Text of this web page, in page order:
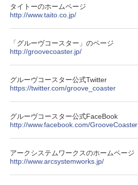
タイトーのホームページ
http://www.taito.co.jp/
「グルーヴコースター」のページ
http://groovecoaster.jp/
グルーヴコースター公式Twitter
https://twitter.com/groove_coaster
グルーヴコースター公式FaceBook
http://www.facebook.com/GrooveCoaster
アークシステムワークスのホームページ
http://www.arcsystemworks.jp/